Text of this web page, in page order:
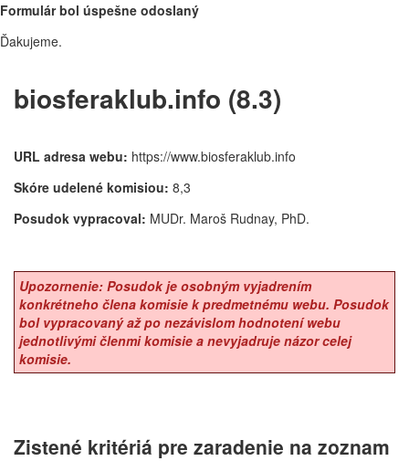
Formulár bol úspešne odoslaný
Ďakujeme.
biosferaklub.info (8.3)
URL adresa webu: https://www.biosferaklub.info
Skóre udelené komisiou: 8,3
Posudok vypracoval: MUDr. Maroš Rudnay, PhD.
Upozornenie: Posudok je osobným vyjadrením
konkrétneho člena komisie k predmetnému webu. Posudok
bol vypracovaný až po nezávislom hodnotení webu
jednotlivými členmi komisie a nevyjadruje názor celej
komisie.
Zistené kritériá pre zaradenie na zoznam